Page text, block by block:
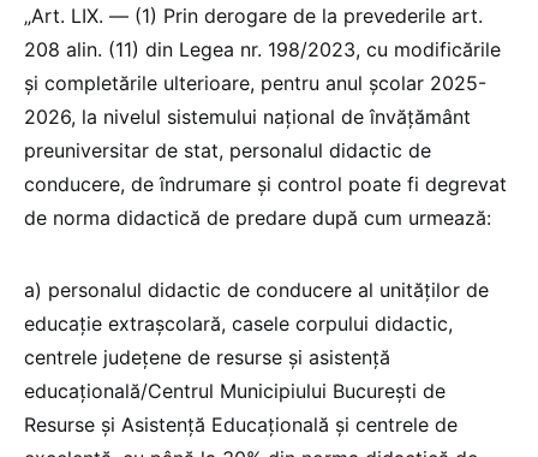
„Art. LIX. — (1) Prin derogare de la prevederile art.
208 alin. (11) din Legea nr. 198/2023, cu modificările
și completările ulterioare, pentru anul școlar 2025-
2026, la nivelul sistemului național de învățământ
preuniversitar de stat, personalul didactic de
conducere, de îndrumare și control poate fi degrevat
de norma didactică de predare după cum urmează:
a) personalul didactic de conducere al unităților de
educație extrașcolară, casele corpului didactic,
centrele județene de resurse și asistență
educațională/Centrul Municipiului București de
Resurse și Asistență Educațională și centrele de